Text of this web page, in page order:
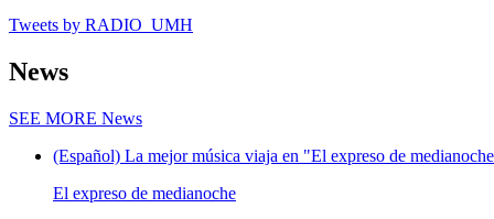
Tweets by RADIO_UMH
News
SEE MORE News
(Español) La mejor música viaja en "El expreso de
El expreso de medianoche